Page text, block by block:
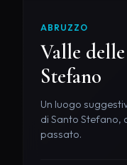
ABRUZZO
Valle
Stefano
Un luogo
di Santo Stefano,
passato.